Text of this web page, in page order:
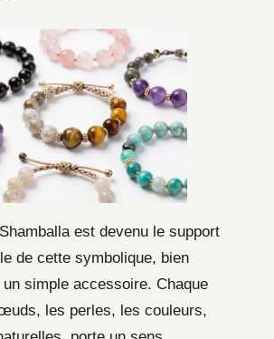
est devenu le support
de cette symbolique, bien
un simple accessoire. Chaque
les perles, les couleurs,